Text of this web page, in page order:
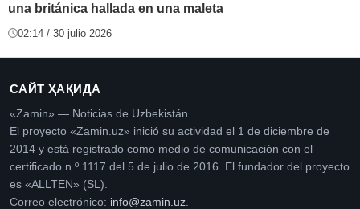
una británica hallada en una maleta
02:14 / 30 julio 2026
САЙТ ҲАҚИДА
«Zamin» — Noticias de Uzbekistán.
El proyecto «Zamin.uz» inició su actividad el 1 de diciembre de
2014 y está registrado como medio de comunicación con el
certificado n.º 1117 del 5 de julio de 2016. El fundador del proyecto
es «ALLTEN» (SL).
Correo electrónico: info@zamin.uz